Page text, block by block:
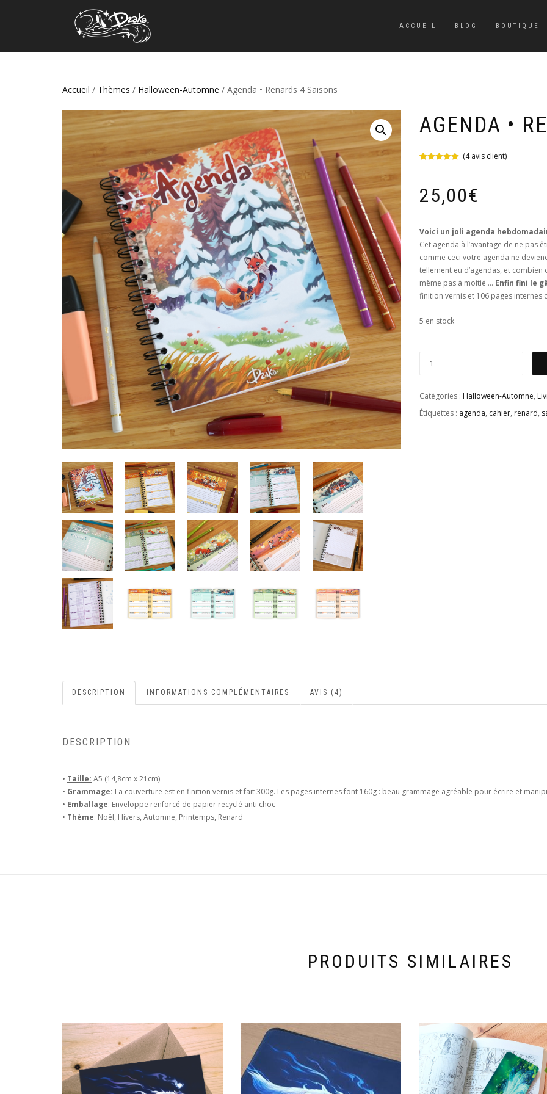
ACCUEIL BLOG BOUTIQUE
Accueil / Thèmes / Halloween-Automne / Agenda • Renards 4 Saisons
AGENDA •
notations
client
(4avis client)
25,00€
Voici un joli agenda
Cet agenda à l’avantage de ne pas
comme ceci votre agenda ne
tellement eu d’agendas, et
même pas à moitié … Enfin fini le
finition vernis et 106 pages internes
5 en stock
Catégories : Halloween-Automne,
Étiquettes : agenda, cahier, renard,
DESCRIPTION INFORMATIONS COMPLÉMENTAIRES AVIS (4)
DESCRIPTION
• Taille: A5 (14,8cm x 21cm)
• Grammage: La couverture est en finition vernis et fait 300g. Les pages internes font 160g : beau grammage agréable pour écrire et
• Emballage: Enveloppe renforcé de papier recyclé anti choc
• Thème: Noël, Hivers, Automne, Printemps, Renard
PRODUITS SIMILAIRES